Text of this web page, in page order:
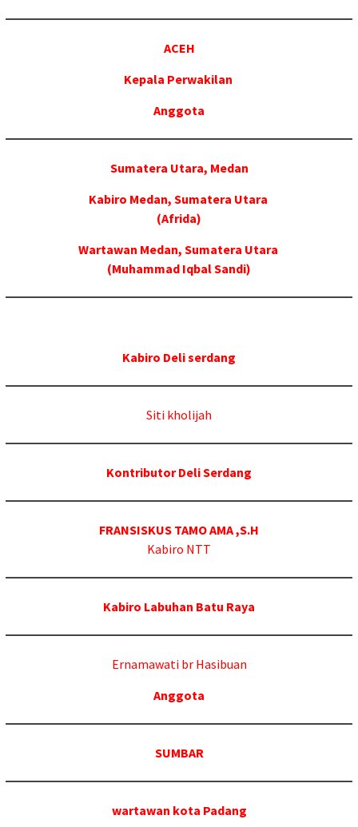
ACEH
Kepala Perwakilan
Anggota
Sumatera Utara, Medan
Kabiro Medan, Sumatera Utara
(Afrida)
Wartawan Medan, Sumatera Utara
(Muhammad Iqbal Sandi)
Kabiro Deli serdang
Siti kholijah
Kontributor Deli Serdang
FRANSISKUS TAMO AMA ,S.H
Kabiro NTT
Kabiro Labuhan Batu Raya
Ernamawati br Hasibuan
Anggota
SUMBAR
wartawan kota Padang